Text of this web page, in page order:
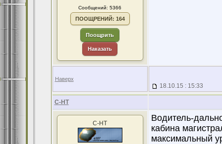
Сообщений: 5366
ПООЩРЕНИЙ: 164
Поощрить
Наказать
Наверх
18.10.15 : 15:33
С-НТ
С-НТ
Водитель-
кабина
максимальный